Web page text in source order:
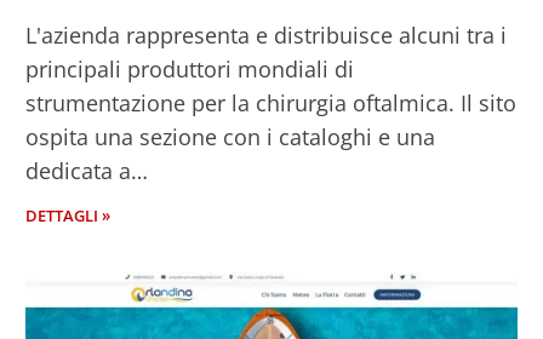
L'azienda rappresenta e distribuisce alcuni tra i
principali produttori mondiali di
strumentazione per la chirurgia oftalmica. Il sito
ospita una sezione con i cataloghi e una
dedicata a…
DETTAGLI »